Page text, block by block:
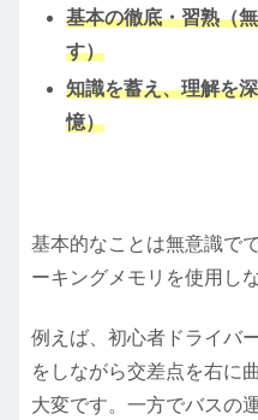
基本の徹底・習熟（
す）
知識を蓄え、理解を
憶）
基本的なことは無意識で
ーキングメモリを使用し
例えば、初心者ドライバ
をしながら交差点を右に
大変です。一方でバスの